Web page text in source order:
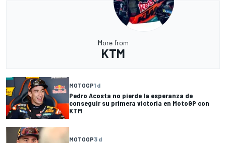
More from
KTM
MOTOGP1 d
Pedro Acosta no pierde la esperanza de
conseguir su primera victoria en MotoGP con
KTM
MOTOGP3 d